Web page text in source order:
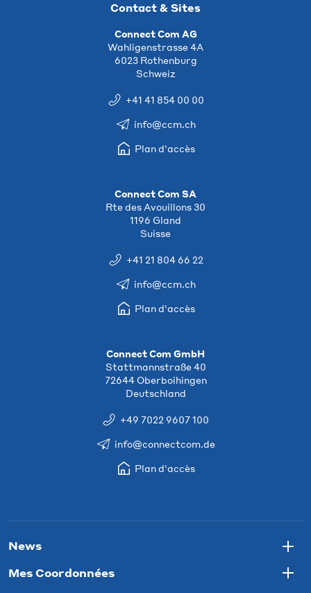
Contact & Sites
Connect Com AG
Wahligenstrasse 4A
6023 Rothenburg
Schweiz
+41 41 854 00 00
info@ccm.ch
Plan d'accès
Connect Com SA
Rte des Avouillons 30
1196 Gland
Suisse
+41 21 804 66 22
info@ccm.ch
Plan d'accès
Connect Com GmbH
Stattmannstraße 40
72644 Oberboihingen
Deutschland
+49 7022 9607 100
info@connectcom.de
Plan d'accès
News
Mes Coordonnées